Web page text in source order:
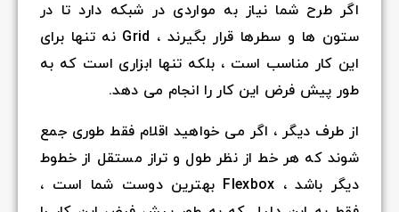
اگر طرح شما نیاز به مواردی در شبکه دارد تا در
ستون ها و سطرها قرار بگیرند ، Grid نه تنها برای
این کار مناسب است ، بلکه تنها ابزاری است که به
طور پیش فرض این کار را انجام می دهد.
از طرف دیگر ، اگر می خواهید اقلام فقط طوری جمع
شوند که هر خط از نظر طول و تراز مستقل از خطوط
دیگر باشد ، Flexbox بهترین دوست شما است ،